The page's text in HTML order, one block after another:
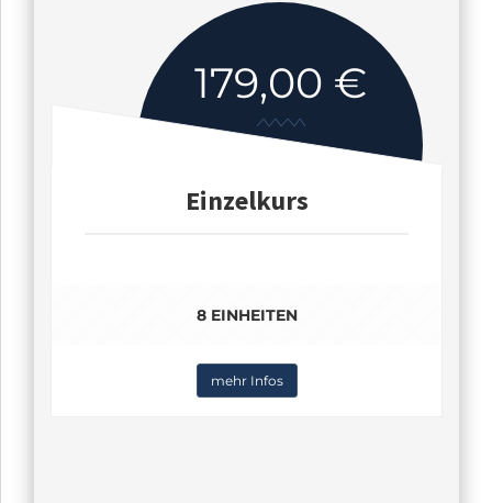
179,00 €
Einzelkurs
8 EINHEITEN
mehr Infos